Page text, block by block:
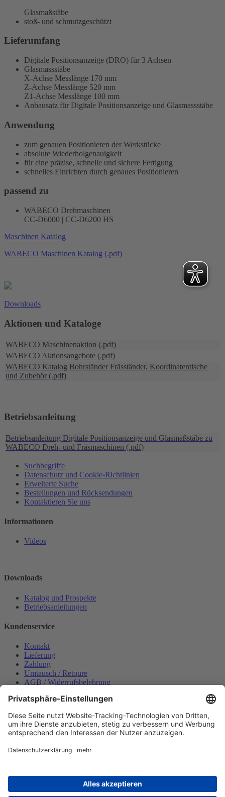
Glasmaßstäbe
stoß- und schmutzgeschützt
Lieferumfang
Digitale Positionsanzeige (DRO) für 3 Achsen
Glasmassstäbe
X-Achse Messlänge 170 mm
Z-Achse Messlänge 520 mm
Z1-Achse Messlänge 100 mm
Anbausatz für Digitale Positionsanzeige und Glasmassstäbe
Anwendung
zum genauen Positionieren der Werkstücke
absolute Wiederholgenauigkeit
für eine präzise, schnelle und sichere Fertigung
schnelles Einrichten durch genaues Positionieren
passend zu
WABECO Drehmaschinen
CC-D6000 | CC-D6200 HS
Maschinen Katalog
WABECO Maschinen Katalog (.pdf)
Downloads
Aktionen und Kataloge
WABECO Maschinenaktion (.pdf)
WABECO Aktionsangebote (.pdf)
WABECO Katalog Bohrständer Fräsständer, Koordinatentische
und Zubehör (.pdf)
Betriebsanleitung
Betriebsanleitung Digitale Positionsanzeige und Glasmaßstäbe zu
WABECO Dreh- und Fräsmaschinen (.pdf)
Suchbegriffe
Datenschutz und Cookie-Richtlinien
Erweiterte Suche
Bestellungen und Rücksendungen
Kontaktieren Sie uns
Informationen
Videos
Downloads
Katalog und Prospekte
Betriebsanleitungen
Kundenservice
Kontakt
Lieferung
Zahlung
Umtausch / Retoure
AGB / Widerrufsbelehrung
Datenschutzerklärung
Bestellung widerrufen
Mein konto
Zahlungsmöglichkeiten